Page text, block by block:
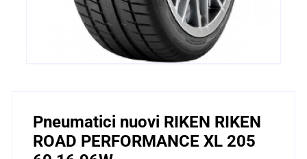
Pneumatici nuovi RIKEN RIKEN
ROAD PERFORMANCE XL 205